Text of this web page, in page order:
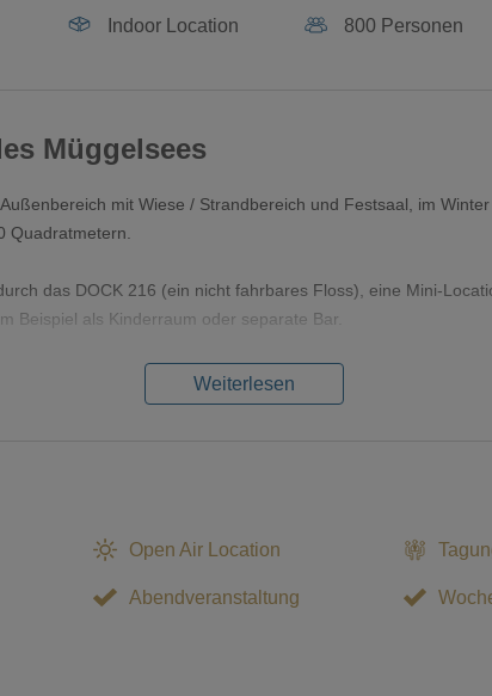
Indoor Location 800 Personen
Müggelsees
mit Wiese / Strandbereich und Festsaal, im
Quadratmetern.
das DOCK 216 (ein nicht fahrbares Floss), eine Mini-
Beispiel als Kinderraum oder separate Bar.
Weiterlesen
Open Air Location
Abendveranstaltung